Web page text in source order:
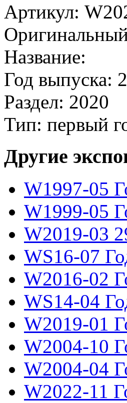
Артикул:
Название:
Год выпуска:
Раздел: 2020
Тип: первый
Другие
W1997-05
W1999-05
W2019-03
WS16-07
W2016-02
WS14-04
W2019-01
W2004-10
W2004-04
W2022-11